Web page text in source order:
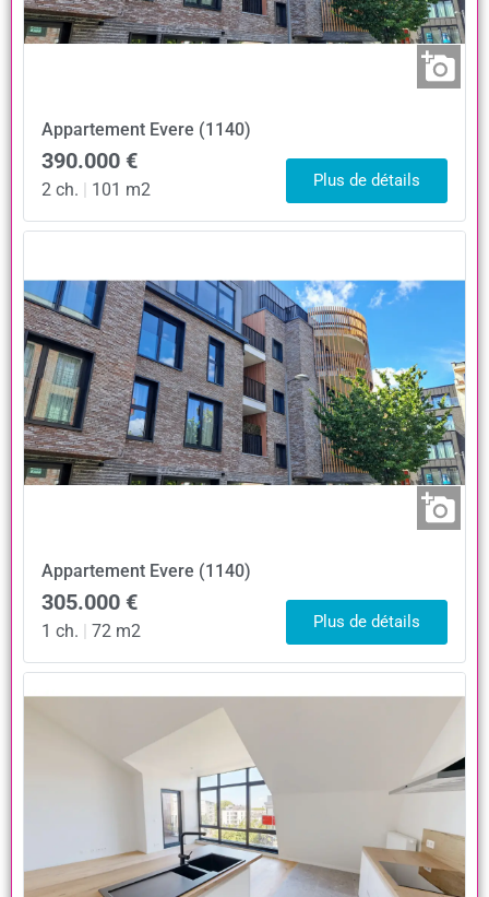
Appartement Evere (1140)
390.000 €
2 ch. 101 m2 Plus de détails
Appartement Evere (1140)
305.000 €
1 ch. | 72 m2 Plus de détails